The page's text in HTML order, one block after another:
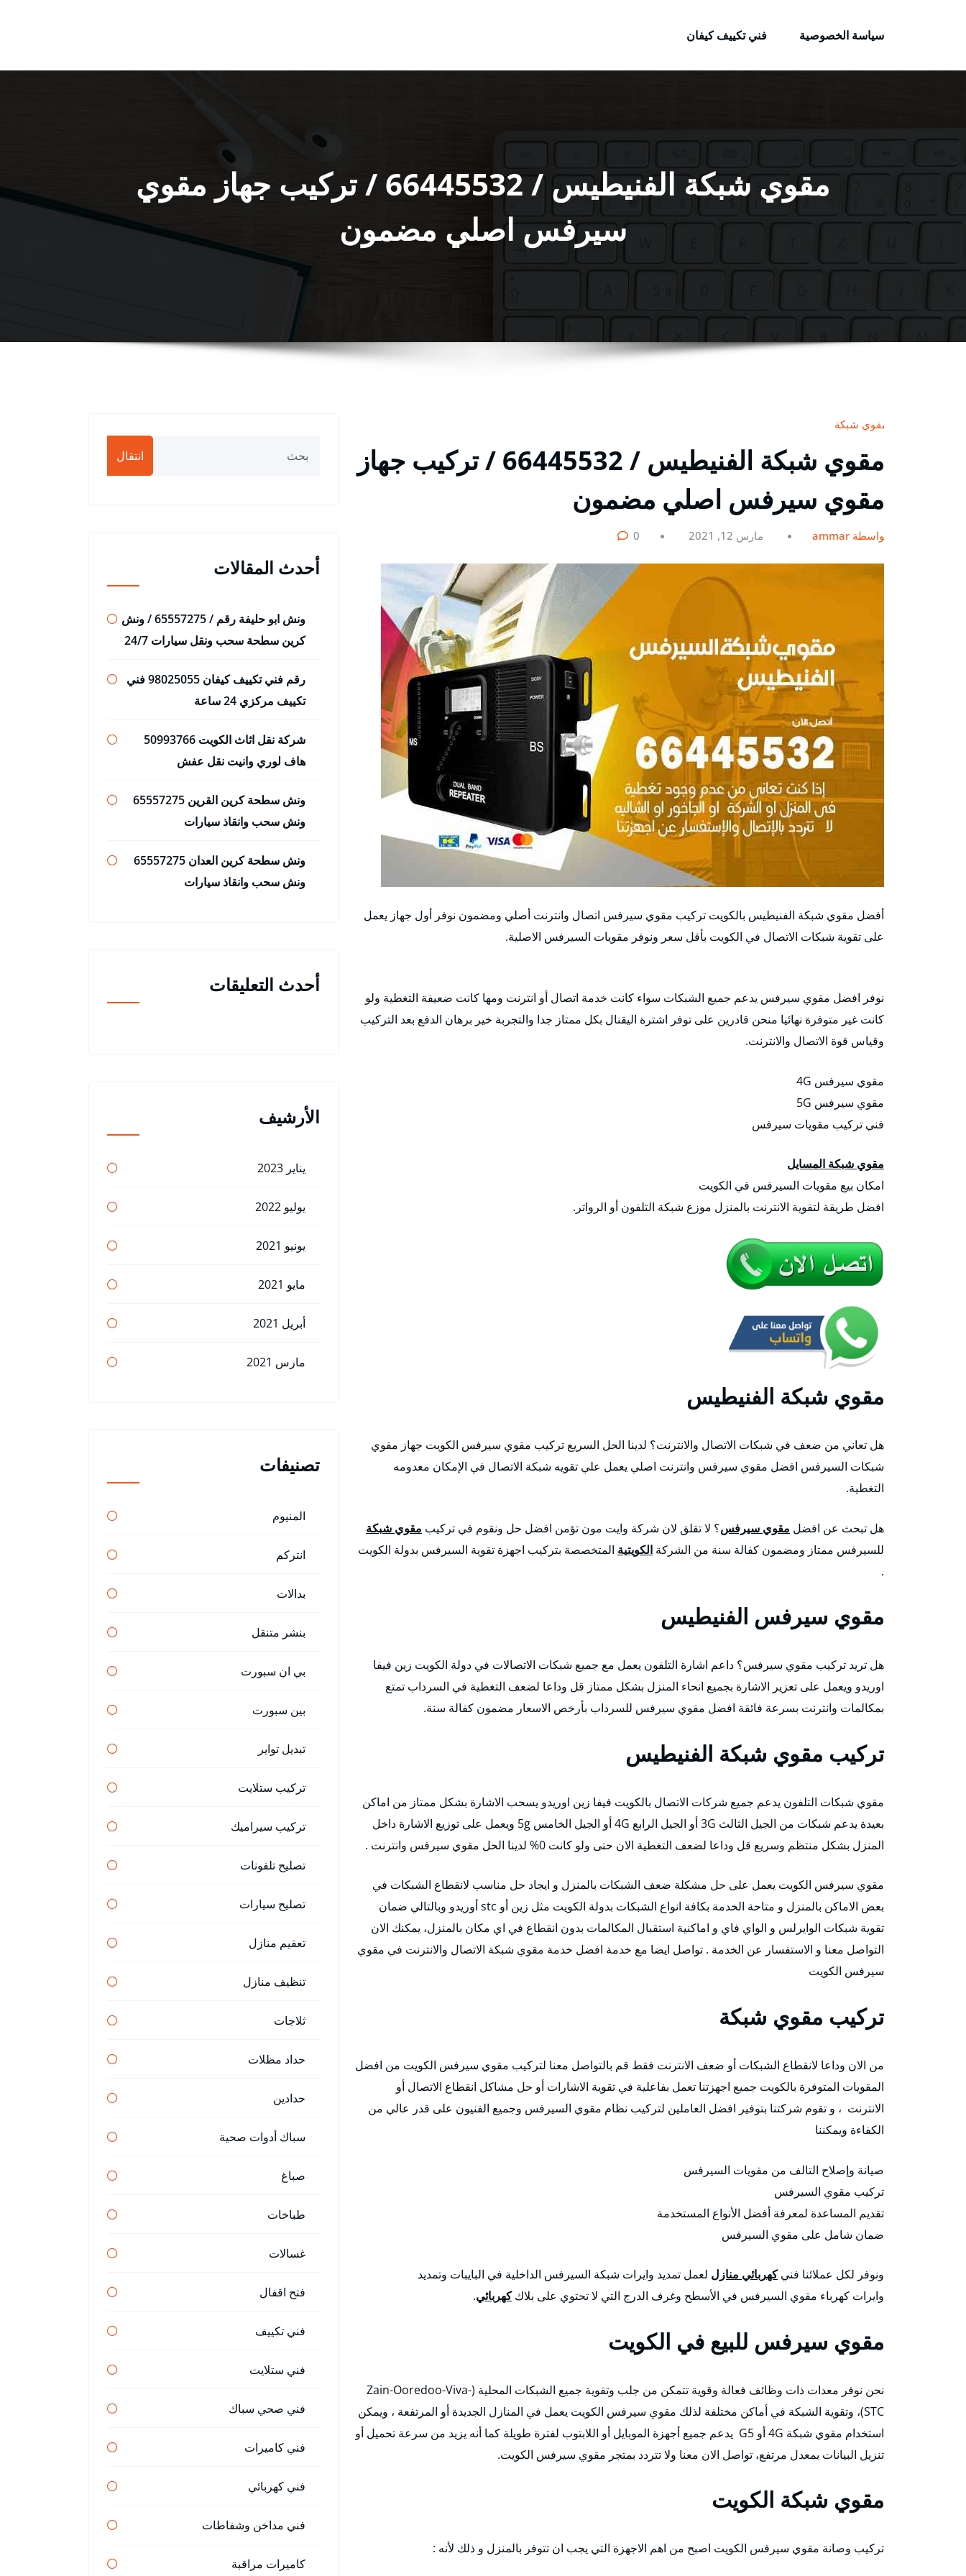
سياسة الخصوصية
فني تكييف كيفان
مقوي شبكة الفنيطيس / 66445532 / تركيب جهاز مقوي
سيرفس اصلي مضمون
مقوي شبكة
مقوي شبكة الفنيطيس / 66445532 / تركيب جهاز
مقوي سيرفس اصلي مضمون
بواسطة ammar مارس 12, 2021 0
أفضل مقوي شبكة الفنيطيس بالكويت تركيب مقوي سيرفس اتصال وانترنت أصلي ومضمون نوفر أول جهاز يعمل
على تقوية شبكات الاتصال في الكويت بأقل سعر ونوفر مقويات السيرفس الاصلية.
نوفر افضل مقوي سيرفس يدعم جميع الشبكات سواء كانت خدمة اتصال أو انترنت ومها كانت ضعيفة التغطية ولو
كانت غير متوفرة نهائيا منحن قادرين على توفر اشترة اليقنال بكل ممتاز جدا والتجربة خير برهان الدفع بعد التركيب
وقياس قوة الاتصال والانترنت.
مقوي سيرفس 4G
مقوي سيرفس 5G
فني تركيب مقويات سيرفس
مقوي شبكة المسايل
امكان بيع مقويات السيرفس في الكويت
افضل طريقة لتقوية الانترنت بالمنزل موزع شبكة التلفون أو الرواتر.
مقوي شبكة الفنيطيس
هل تعاني من ضعف في شبكات الاتصال والانترنت؟ لدينا الحل السريع تركيب مقوي سيرفس الكويت جهاز مقوي
شبكات السيرفس افضل مقوي سيرفس وانترنت اصلي يعمل علي تقويه شبكة الاتصال في الإمكان معدومه
التغطية.
هل تبحث عن افضل مقوي سيرفس؟ لا تقلق لان شركة وايت مون تؤمن افضل حل ونقوم في تركيب مقوي شبكة
للسيرفس ممتاز ومضمون كفالة سنة من الشركة الكويتية المتخصصة بتركيب اجهزة تقوية السيرفس بدولة الكويت
.
مقوي سيرفس الفنيطيس
هل تريد تركيب مقوي سيرفس؟ داعم اشارة التلفون يعمل مع جميع شبكات الاتصالات في دولة الكويت زين فيفا
اوريدو ويعمل على تعزير الاشارة بجميع انحاء المنزل بشكل ممتاز قل وداعا لضعف التغطية في السرداب تمتع
بمكالمات وانترنت بسرعة فائقة افضل مقوي سيرفس للسرداب بأرخص الاسعار مضمون كفالة سنة.
تركيب مقوي شبكة الفنيطيس
مقوي شبكات التلفون يدعم جميع شركات الاتصال بالكويت فيفا زين اوريدو يسحب الاشارة بشكل ممتاز من اماكن
بعيدة يدعم شبكات من الجيل الثالث 3G أو الجيل الرابع 4G أو الجيل الخامس 5g ويعمل على توزيع الاشارة داخل
المنزل بشكل منتظم وسريع قل وداعا لضعف التغطية الان حتى ولو كانت 0% لدينا الحل مقوي سيرفس وانترنت .
مقوي سيرفس الكويت يعمل على حل مشكلة ضعف الشبكات بالمنزل و ايجاد حل مناسب لانقطاع الشبكات في
بعض الاماكن بالمنزل و متاحة الخدمة بكافة انواع الشبكات بدولة الكويت مثل زين أو stc أوريدو وبالتالي ضمان
تقوية شبكات الوايرلس و الواي فاي و اماكنية استقبال المكالمات بدون انقطاع في اي مكان بالمنزل، يمكنك الان
التواصل معنا و الاستفسار عن الخدمة . تواصل ايضا مع خدمة افضل خدمة مقوي شبكة الاتصال والانترنت في مقوي
سيرفس الكويت
تركيب مقوي شبكة
من الان وداعا لانقطاع الشبكات أو ضعف الانترنت فقط قم بالتواصل معنا لتركيب مقوي سيرفس الكويت من افضل
المقويات المتوفرة بالكويت جميع اجهزتنا تعمل بفاعلية في تقوية الاشارات أو حل مشاكل انقطاع الاتصال أو
الانترنت ، و تقوم شركتنا بتوفير افضل العاملين لتركيب نظام مقوي السيرفس وجميع الفنيون على قدر عالي من
الكفاءة ويمكننا
صيانة وإصلاح التالف من مقويات السيرفس
تركيب مقوي السيرفس
تقديم المساعدة لمعرفة أفضل الأنواع المستخدمة
ضمان شامل على مقوي السيرفس
ونوفر لكل عملائنا فنيكهربائي منازل لعمل تمديد وايرات شبكة السيرفس الداخلية في البايبات وتمديد
وايرات كهرباء مقوي السيرفس في الأسطح وغرف الدرج التي لا تحتوي على بلاككهربائي.
مقوي سيرفس للبيع في الكويت
نحن نوفر معدات ذات وظائف فعالة وقوية تتمكن من جلب وتقوية جميع الشبكات المحلية (Zain-Ooredoo-Viva-
STC)، وتقوية الشبكة في أماكن مختلفة لذلك مقوي سيرفس الكويت يعمل في المنازل الجديدة أو المرتفعة ، ويمكن
استخدام مقوي شبكة 4G أو G5 يدعم جميع أجهزة الموبايل أو اللابتوب لفترة طويلة كما أنه يزيد من سرعة تحميل أو
تنزيل البيانات بمعدل مرتفع، تواصل الان معنا ولا تتردد بمتجر مقوي سيرفس الكويت.
مقوي شبكة الكويت
تركيب وصانة مقوي سيرفس الكويت اصبح من اهم الاجهزة التي يجب ان تتوفر بالمنزل و ذلك لأنه :
انتقال
أحدث المقالات
ونش ابو حليفة رقم / 65557275 / ونش
كرين سطحة سحب ونقل سيارات 24/7
رقم فني تكييف كيفان 98025055 فني
تكييف مركزي 24 ساعة
شركة نقل اثاث الكويت 50993766
هاف لوري وانيت نقل عفش
ونش سطحة كرين القرين 65557275
ونش سحب وانقاذ سيارات
ونش سطحة كرين العدان 65557275
ونش سحب وانقاذ سيارات
أحدث التعليقات
الأرشيف
يناير 2023
يوليو 2022
يونيو 2021
مايو 2021
أبريل 2021
مارس 2021
تصنيفات
المنيوم
انتركم
بدالات
بنشر متنقل
بي ان سبورت
بين سبورت
تبديل تواير
تركيب ستلايت
تركيب سيراميك
تصليح تلفونات
تصليح سيارات
تعقيم منازل
تنظيف منازل
ثلاجات
حداد مظلات
حدادين
سباك أدوات صحية
صباغ
طباخات
غسالات
فتح اقفال
فني تكييف
فني ستلايت
فني صحي سباك
فني كاميرات
فني كهربائي
فني مداخن وشفاطات
كاميرات مراقبة